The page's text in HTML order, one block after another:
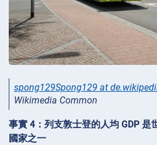
spong129Spong129 at
Wikimedia Common
事實 4：列支敦士登的人均 GDP 是
國家之一